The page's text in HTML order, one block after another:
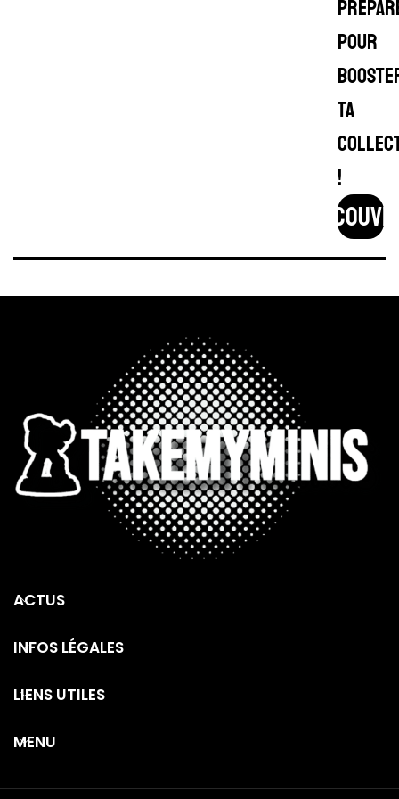
pour
ta
!
ACTUS
INFOS LÉGALES
LIENS UTILES
MENU